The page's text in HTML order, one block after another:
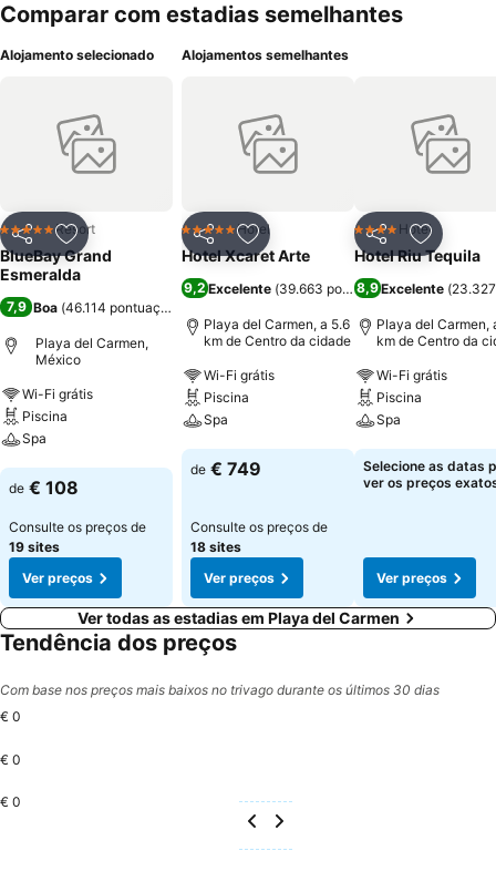
chaves electrónicas, cofre, ferro / tábua de passar, janelas com
condicionado, cafeteira, TV com canais por cabo / satélite, voice
dos hóspedes são oferecidos vários serviços como zona para
piqueniques, piscina exterior com bar, lojas, papelaria, restaurante,
bar / lounge, elevador, salão de festas, acesso á internet,
gratuito e sem arrumador, equipamento audiovisual, recepção 24h,
serviço de buffet, serviço de quarto e várias salas para reuniões.
Oferece ainda nas proximidades várias actividades de lazer. Não
autoriza a entrada de animais de estimação e não possui acessos
especiais para pessoas portadoras de deficiência.
Comparar com estadias semelhantes
Alojamento selecionado
PartilharAdicionar aos favoritos
5 EstrelasResort
BlueBay Grand
Esmeralda
7,9 Boa (46.114 pontuações
Playa del Carmen,
México
Wi-Fi grátis
Piscina
Spa
Ver preços
de € 108
Consulte os preços de
19 sites
Ver preços
Alojamentos semelhantes
PartilharAdicionar aos favoritos
5 EstrelasHotel
Hotel Xcaret Arte
9,2 Excelente (39.663 pontuações)
Playa del Carmen, a 5.6
km de Centro da cidade
Wi-Fi grátis
Piscina
Spa
Ver preços
de € 749
Consulte os preços de
18 sites
Ver preços
Partilhar
4 EstrelasHotel
Hotel Riu Tequila
8,9Excelente (
Playa del Carmen,
km de Centro da
Wi-Fi grátis
Piscina
Spa
Ver preços
Selecione as datas
ver os preços
Ver preços
Ver todas as estadias em Playa del Carmen
Tendência dos preços
Com base nos preços mais baixos no trivago durante os últimos 30 dias
€ 0
€ 0
€ 0